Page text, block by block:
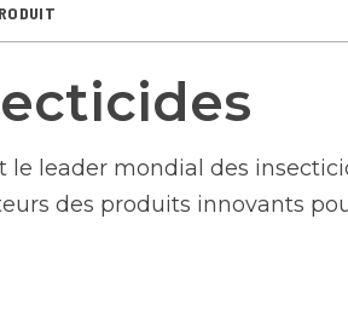
le leader mondial des
des produits innovants